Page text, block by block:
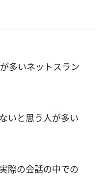
多いネットスラン
いと思う人が多い
際の会話の中での